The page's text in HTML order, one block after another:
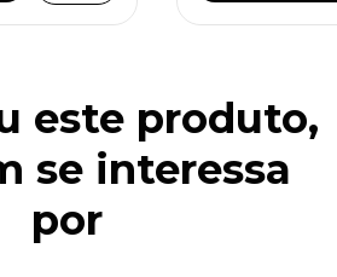
este produto,
se interessa
por